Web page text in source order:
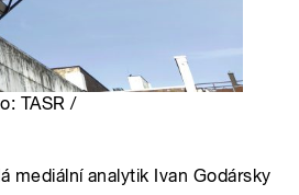
TASR /
mediální analytik Ivan Godársky